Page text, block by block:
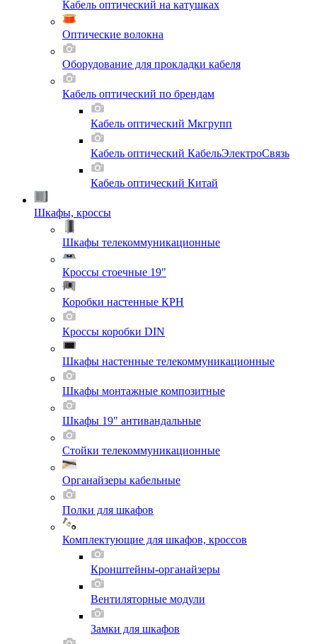
Кабель оптический на катушках
Оптические волокна
Оборудование для прокладки кабеля
Кабель оптический по брендам
Кабель оптический Мкгрупп
Кабель оптический КабельЭлектроСвязь
Кабель оптический Китай
Шкафы, кроссы
Шкафы телекоммуникационные
Кроссы стоечные 19"
Коробки настенные КРН
Кроссы коробки DIN
Шкафы настенные телекоммуникационные
Шкафы монтажные композитные
Шкафы 19" антивандальные
Стойки телекоммуникационные
Органайзеры кабельные
Полки для шкафов
Комплектующие для шкафов, кроссов
Кронштейны-органайзеры
Вентиляторные модули
Замки для шкафов